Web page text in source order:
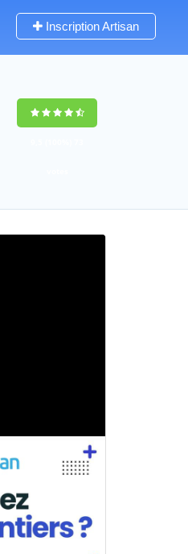
Inscription Artisan